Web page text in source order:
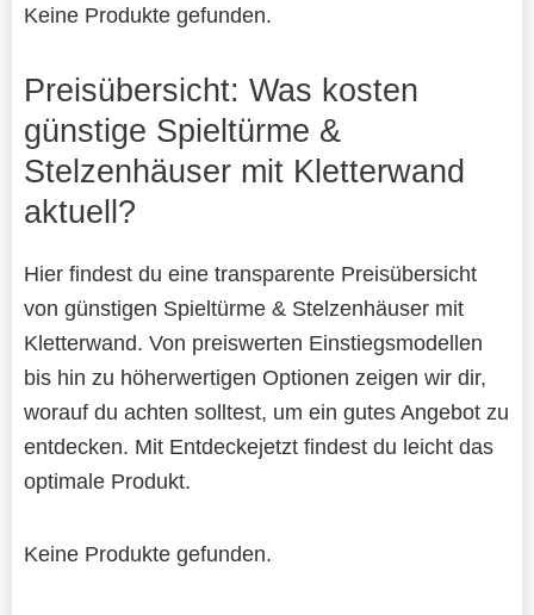
Keine Produkte gefunden.
Preisübersicht: Was kosten
günstige Spieltürme &
Stelzenhäuser mit Kletterwand
aktuell?
Hier findest du eine transparente Preisübersicht
von günstigen Spieltürme & Stelzenhäuser mit
Kletterwand. Von preiswerten Einstiegsmodellen
bis hin zu höherwertigen Optionen zeigen wir dir,
worauf du achten solltest, um ein gutes Angebot zu
entdecken. Mit Entdeckejetzt findest du leicht das
optimale Produkt.
Keine Produkte gefunden.